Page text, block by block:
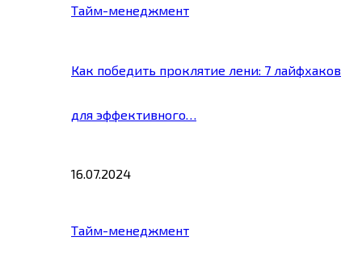
Тайм-менеджмент
Как победить проклятие лени: 7 лайфхаков
для эффективного…
16.07.2024
Тайм-менеджмент